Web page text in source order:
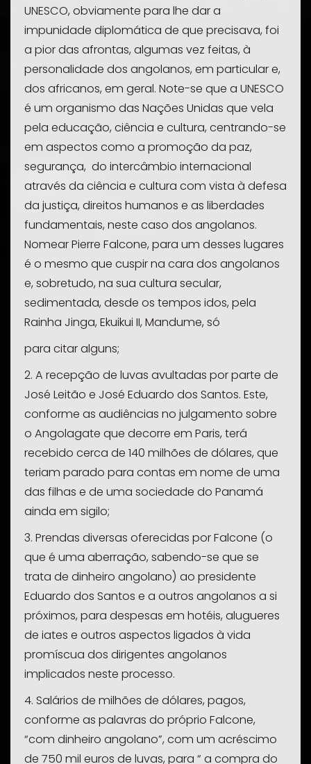
UNESCO, obviamente para lhe dar a
impunidade diplomática de que precisava, foi
a pior das afrontas, algumas vez feitas, à
personalidade dos angolanos, em particular e,
dos africanos, em geral. Note-se que a UNESCO
é um organismo das Nações Unidas que vela
pela educação, ciência e cultura, centrando-se
em aspectos como a promoção da paz,
segurança, do intercâmbio internacional
através da ciência e cultura com vista à defesa
da justiça, direitos humanos e as liberdades
fundamentais, neste caso dos angolanos.
Nomear Pierre Falcone, para um desses lugares
é o mesmo que cuspir na cara dos angolanos
e, sobretudo, na sua cultura secular,
sedimentada, desde os tempos idos, pela
Rainha Jinga, Ekuikui II, Mandume, só
para citar alguns;
2. A recepção de luvas avultadas por parte de
José Leitão e José Eduardo dos Santos. Este,
conforme as audiências no julgamento sobre
o Angolagate que decorre em Paris, terá
recebido cerca de 140 milhões de dólares, que
teriam parado para contas em nome de uma
das filhas e de uma sociedade do Panamá
ainda em sigilo;
3. Prendas diversas oferecidas por Falcone (o
que é uma aberração, sabendo-se que se
trata de dinheiro angolano) ao presidente
Eduardo dos Santos e a outros angolanos a si
próximos, para despesas em hotéis, alugueres
de iates e outros aspectos ligados à vida
promíscua dos dirigentes angolanos
implicados neste processo.
4. Salários de milhões de dólares, pagos,
conforme as palavras do próprio Falcone,
“com dinheiro angolano”, com um acréscimo
de 750 mil euros de luvas, para “ a compra do